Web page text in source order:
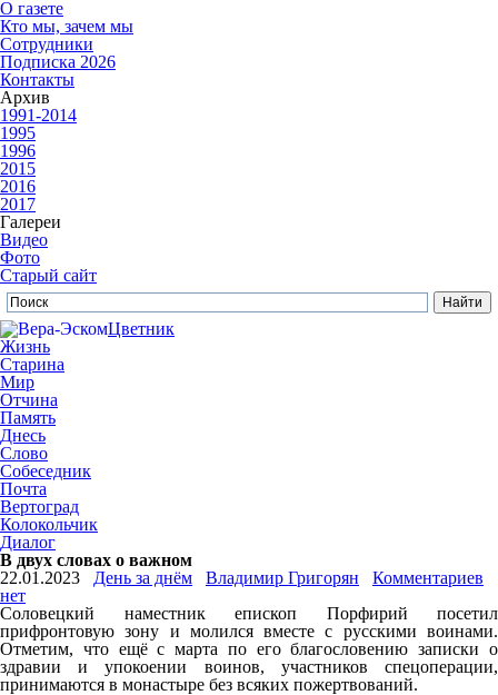
О газете
Кто мы, зачем мы
Сотрудники
Подписка 2026
Контакты
Архив
1991-2014
1995
1996
2015
2016
2017
Галереи
Видео
Фото
Старый сайт
Цветник
Жизнь
Старина
Мир
Отчина
Память
Днесь
Слово
Собеседник
Почта
Вертоград
Колокольчик
Диалог
В двух словах о важном
22.01.2023
День за днём Владимир Григорян
Комментариев
нет
Соловецкий наместник епископ Порфирий посетил
прифронтовую зону и молился вместе с русскими воинами.
Отметим, что ещё с марта по его благословению записки о
здравии и упокоении воинов, участников спецоперации,
принимаются в монастыре без всяких пожертвований.